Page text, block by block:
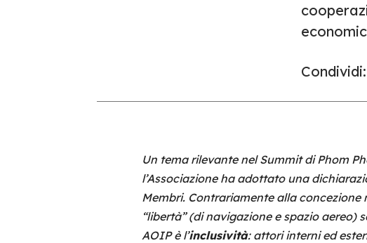
Condividi:
Un tema rilevante nel Summit di Phom
l’Associazione ha adottato una
Membri. Contrariamente alla
“libertà” (di navigazione e spazio
AOIP è l’inclusività: attori interni ed